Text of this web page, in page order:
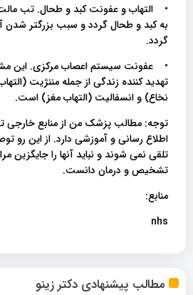
مطالب پیشنهادی دکتر زینو
• التهاب و عفونت کبد و طحال. تب
به کبد و طحال گردد و سبب بزرگتر شدن
گردد.
• عفونت سیستم اعصاب مرکزی. این
تهدید کننده زندگی از جمله مننژیت
نخاع) و انسفالیت (التهاب مغز) است.
توجه: مطالب پزشک من از منابع خارجی
اطلاع رسانی و آموزشی دارد. از این
تلقی نمی شوند و نباید آنها را
تشخیص و درمان دانست.
منابع:
nhs